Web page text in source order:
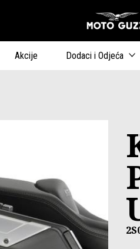
Akcije Dodaci i Odjeća